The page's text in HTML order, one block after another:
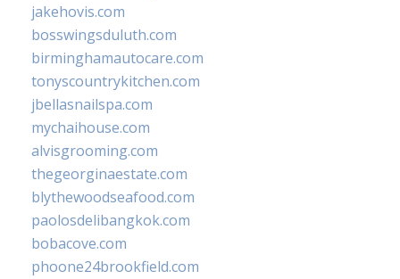
jakehovis.com
bosswingsduluth.com
birminghamautocare.com
tonyscountrykitchen.com
jbellasnailspa.com
mychaihouse.com
alvisgrooming.com
thegeorginaestate.com
blythewoodseafood.com
paolosdelibangkok.com
bobacove.com
phoone24brookfield.com